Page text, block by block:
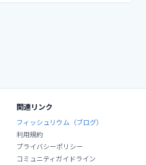
関連リンク
フィッシュリウム（ブログ）
利用規約
プライバシーポリシー
コミュニティガイドライン